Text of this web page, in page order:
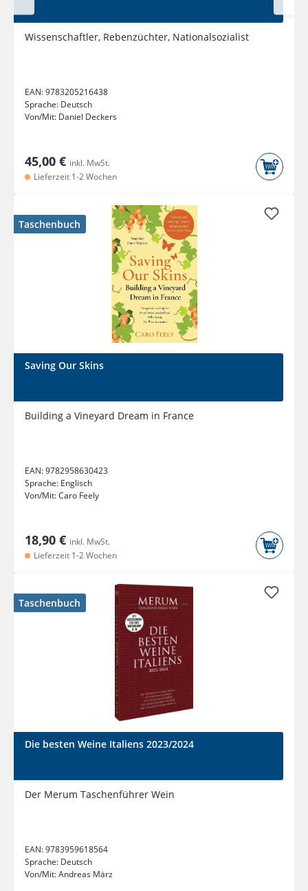
Wissenschaftler, Rebenzüchter, Nationalsozialist
EAN:9783205216438
Sprache: Deutsch
Von/Mit: Daniel Deckers
45,00 € inkl. MwSt.
Lieferzeit 1-2 Wochen
Taschenbuch
Saving Our Skins
Building a Vineyard Dream in France
EAN:9782958630423
Sprache: Englisch
Von/Mit:Caro Feely
18,90 € inkl. MwSt.
Lieferzeit 1-2 Wochen
Taschenbuch
Die besten Weine Italiens 2023/2024
Der Merum Taschenführer Wein
EAN:9783959618564
Sprache: Deutsch
Von/Mit:Andreas März